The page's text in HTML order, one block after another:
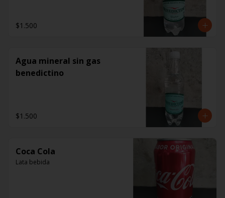
$1.500
Agua mineral sin gas
benedictino
$1.500
Coca Cola
Lata bebida